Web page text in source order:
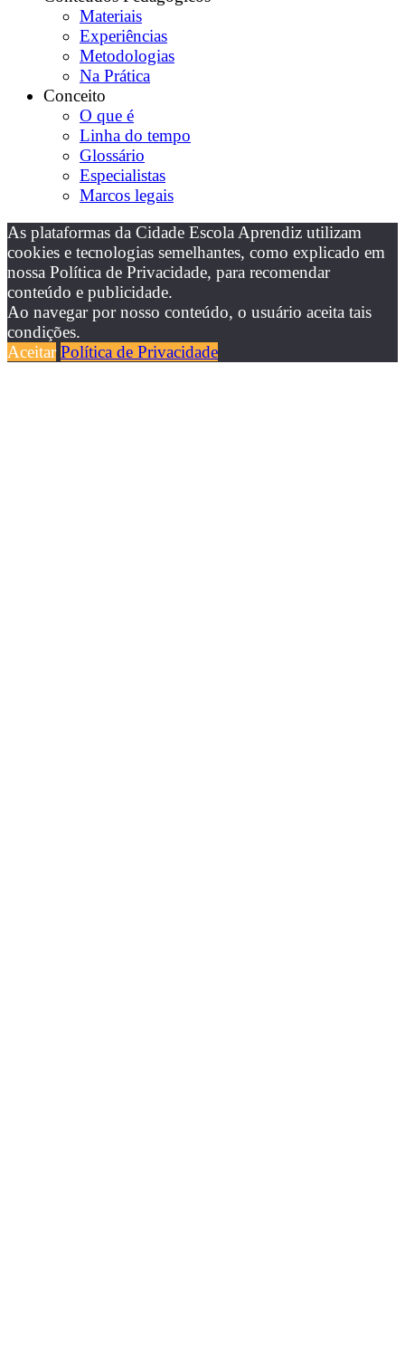
Materiais
Experiências
Metodologias
Na Prática
Conceito
O que é
Linha do tempo
Glossário
Especialistas
Marcos legais
As plataformas da Cidade Escola Aprendiz utilizam
cookies e tecnologias semelhantes, como explicado em
nossa Política de Privacidade, para recomendar
conteúdo e publicidade.
Ao navegar por nosso conteúdo, o usuário aceita tais
condições.
Aceitar Política de Privacidade